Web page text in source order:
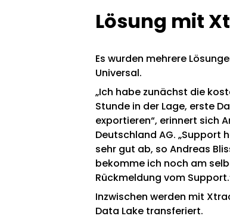
Lösung mit
Es wurden mehrere
Universal.
„Ich habe zunächst die
Stunde in der Lage, erste
exportieren“, erinnert sich
Deutschland AG. „Support
sehr gut ab, so Andreas
bekomme ich noch am
Rückmeldung vom
Inzwischen werden mit
Data Lake transferiert.